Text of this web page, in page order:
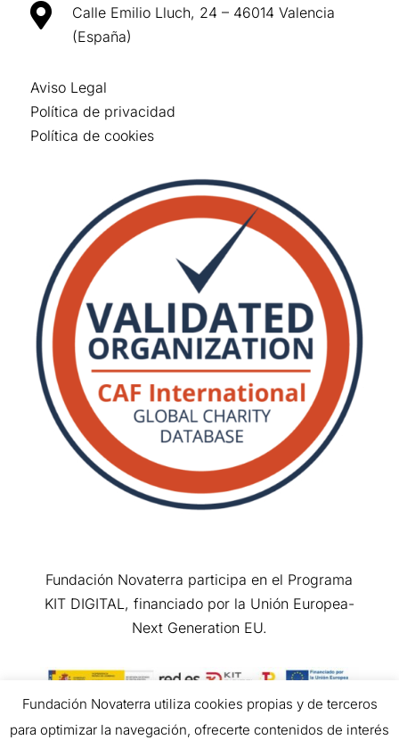

Calle Emilio Lluch, 24 – 46014 Valencia
(España)
Aviso Legal
Política de privacidad
Política de cookies
Fundación Novaterra participa en el Programa
KIT DIGITAL, financiado por la Unión Europea-
Next Generation EU.
Fundación Novaterra utiliza cookies propias y de terceros
para optimizar la navegación, ofrecerte contenidos de interés